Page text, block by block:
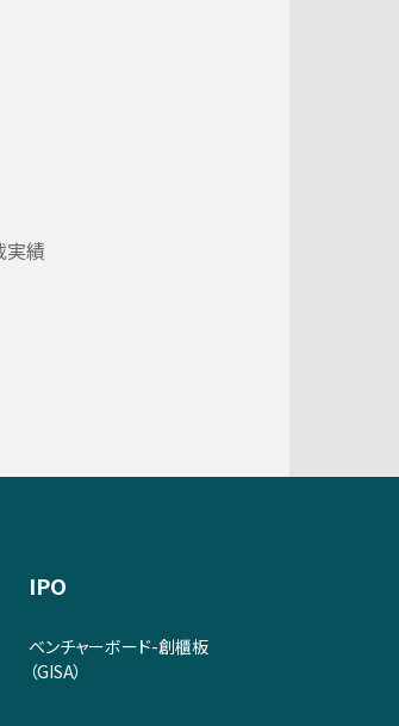
実績
IPO
ベンチャーボード-創櫃板
（GISA）